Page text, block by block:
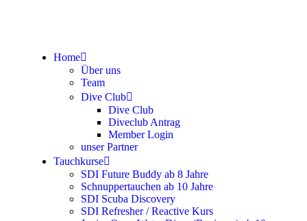
Home
Über uns
Team
Dive Club
Dive Club
Diveclub Antrag
Member Login
unser Partner
Tauchkurse
SDI Future Buddy ab 8 Jahre
Schnuppertauchen ab 10 Jahre
SDI Scuba Discovery
SDI Refresher / Reactive Kurs